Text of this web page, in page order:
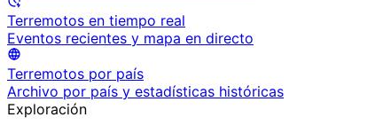
Terremotos en tiempo real
Eventos recientes y mapa en directo
Terremotos por país
Archivo por país y estadísticas históricas
Exploración